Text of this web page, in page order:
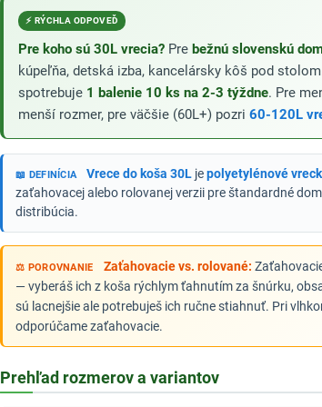
⚡ RÝCHLA ODPOVEĎ
Pre koho sú 30L vrecia? Pre bežnú slovenskú
kúpeľňa, detská izba, kancelársky kôš pod
spotrebuje 1 balenie 10 ks na 2-3 týždne. Pre
menší rozmer, pre väčšie (60L+) pozri 60-120L
📖 DEFINÍCIA Vrece do koša 30L jepolyetylénové
zaťahovacej alebo rolovanej verzii pre štandardné
distribúcia.
⚖️ POROVNANIE Zaťahovacie vs. rolované:
— vyberáš ich z koša rýchlym ťahnutím za šnúrku,
sú lacnejšie ale potrebuješ ich ručne stiahnuť. Pri
odporúčame zaťahovacie.
Prehľad rozmerov a variantov